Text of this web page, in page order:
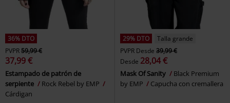
36% DTO
PVPR59,99 €
37,99 €
Estampado de patrón de
serpiente
Rock Rebel by EMP
Cárdigan
29% DTO
Talla grande
PVPR Desde 39,99 €
Desde 28,04 €
Mask Of Sanity
Black Premium
by EMP
Capucha con cremallera